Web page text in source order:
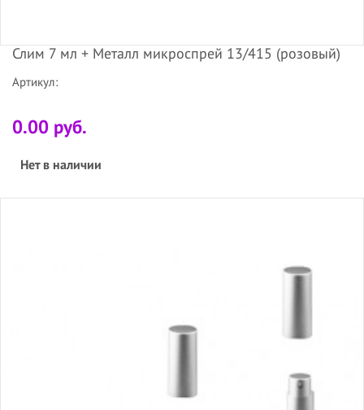
Слим 7 мл + Металл микроспрей 13/415 (розовый)
Артикул:
0.00 руб.
Нет в наличии